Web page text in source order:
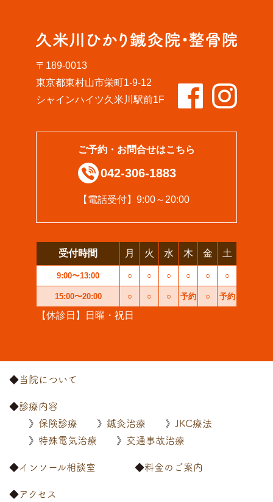
〒189-0013
東京都東村山市栄町1-9-12
シャインハイツ久米川駅前1F
ご予約・お問合せはこちら
042-306-1883
【電話受付】9:00～20:00
受付時間 月 火 水 木 金 土
9:00〜13:00 ○ ○ ○ ○ ○ ○
15:00〜20:00 ○ ○ ○ 予約 ○ 予約
【休診日】日曜・祝日
当院について
診療内容
保険診療
鍼灸治療
JKC療法
特殊電気治療
交通事故治療
インソール相談室 料金のご案内
アクセス